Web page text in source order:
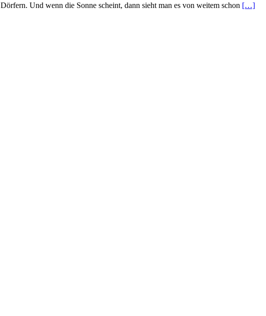
Und wenn die Sonne scheint, dann sieht man es von weitem schon […]